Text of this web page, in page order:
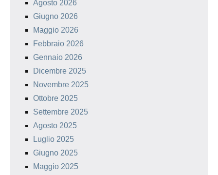
Agosto 2026
Giugno 2026
Maggio 2026
Febbraio 2026
Gennaio 2026
Dicembre 2025
Novembre 2025
Ottobre 2025
Settembre 2025
Agosto 2025
Luglio 2025
Giugno 2025
Maggio 2025